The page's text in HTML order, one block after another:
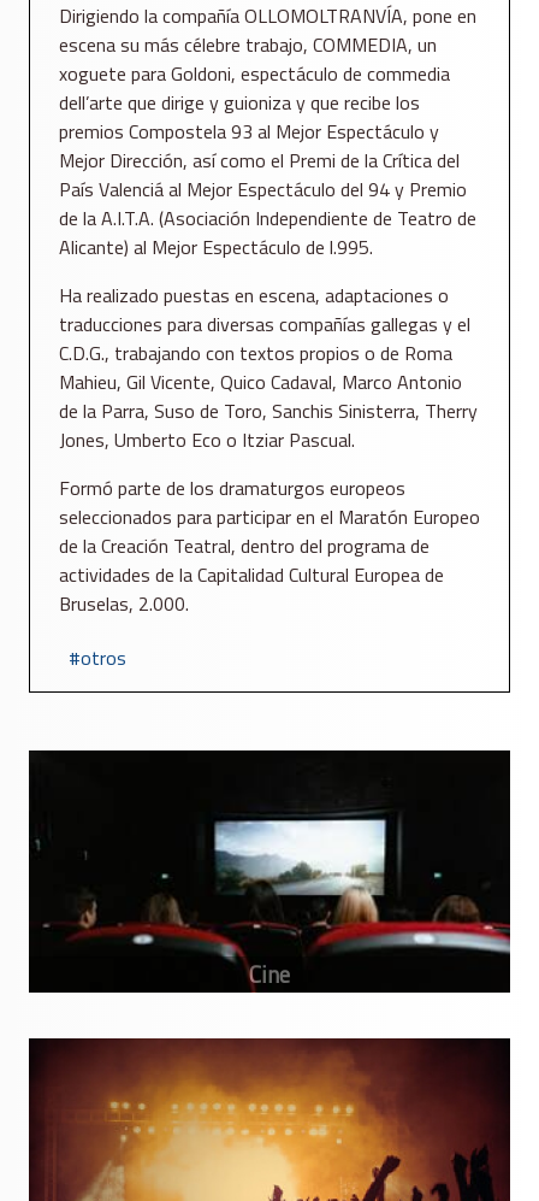
Dirigiendo la compañía OLLOMOLTRANVÍA, pone en
escena su más célebre trabajo, COMMEDIA, un
xoguete para Goldoni, espectáculo de commedia
dell’arte que dirige y guioniza y que recibe los
premios Compostela 93 al Mejor Espectáculo y
Mejor Dirección, así como el Premi de la Crítica del
País Valenciá al Mejor Espectáculo del 94 y Premio
de la A.I.T.A. (Asociación Independiente de Teatro de
Alicante) al Mejor Espectáculo de l.995.
Ha realizado puestas en escena, adaptaciones o
traducciones para diversas compañías gallegas y el
C.D.G., trabajando con textos propios o de Roma
Mahieu, Gil Vicente, Quico Cadaval, Marco Antonio
de la Parra, Suso de Toro, Sanchis Sinisterra, Therry
Jones, Umberto Eco o Itziar Pascual.
Formó parte de los dramaturgos europeos
seleccionados para participar en el Maratón Europeo
de la Creación Teatral, dentro del programa de
actividades de la Capitalidad Cultural Europea de
Bruselas, 2.000.
otros